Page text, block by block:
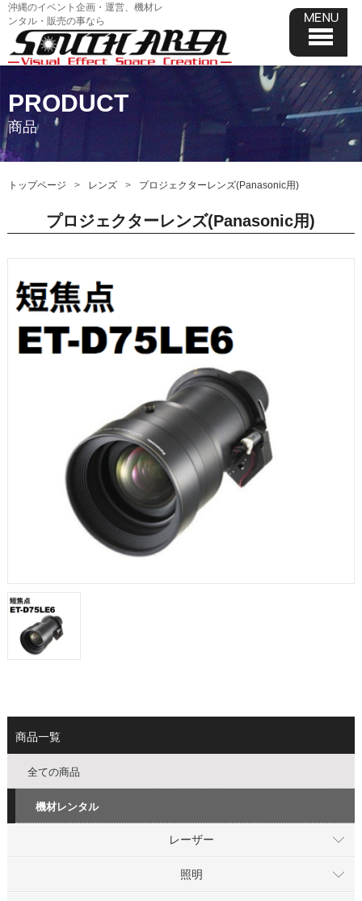
沖縄のイベント企画・運営、機材レ
ンタル・販売の事なら
PRODUCT
商品
トップページ レンズ プロジェクターレンズ(Panasonic用)
プロジェクターレンズ(Panasonic用)
商品一覧
全ての商品
機材レンタル
レーザー
照明